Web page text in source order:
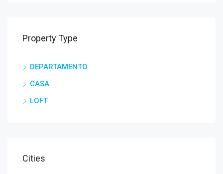
Property Type
DEPARTAMENTO
CASA
LOFT
Cities